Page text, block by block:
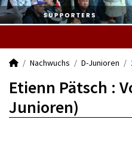
Nachwuchs D-Junioren
Etienn Pätsch :
Junioren)